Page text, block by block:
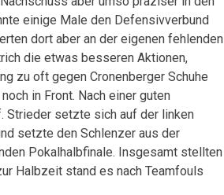
einige Male den Defensivverbund
dort aber an der eigenen fehlenden
die etwas besseren Aktionen,
zu oft gegen Cronenberger Schuhe
in Front. Nach einer guten
Strieder setzte sich auf der linken
setzte den Schlenzer aus der
Pokalhalbfinale. Insgesamt stellten
Halbzeit stand es nach Teamfouls